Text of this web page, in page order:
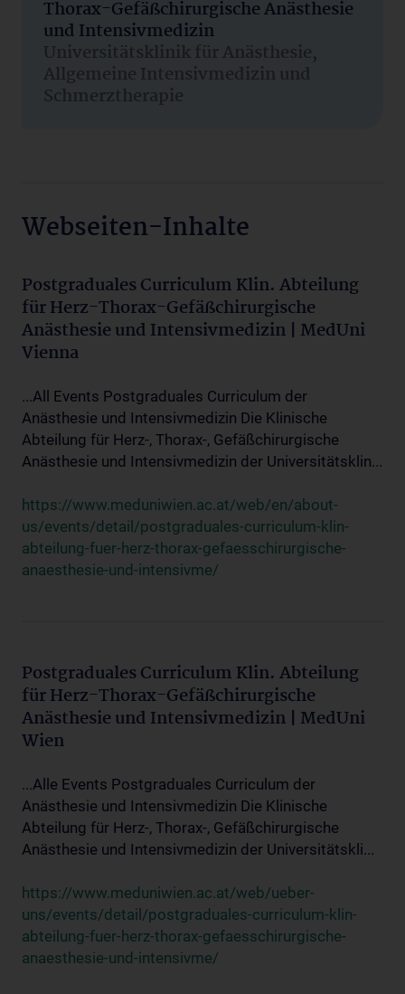
Thorax-Gefäßchirurgische Anästhesie
und Intensivmedizin
Universitätsklinik für Anästhesie,
Allgemeine Intensivmedizin und
Schmerztherapie
Webseiten-Inhalte
Postgraduales Curriculum Klin. Abteilung
für Herz-Thorax-Gefäßchirurgische
Anästhesie und Intensivmedizin | MedUni
Vienna
...All Events Postgraduales Curriculum der
Anästhesie und Intensivmedizin Die Klinische
Abteilung für Herz-, Thorax-, Gefäßchirurgische
Anästhesie und Intensivmedizin der Universitätsklin...
https://www.meduniwien.ac.at/web/en/about-
us/events/detail/postgraduales-curriculum-klin-
abteilung-fuer-herz-thorax-gefaesschirurgische-
anaesthesie-und-intensivme/
Postgraduales Curriculum Klin. Abteilung
für Herz-Thorax-Gefäßchirurgische
Anästhesie und Intensivmedizin | MedUni
Wien
...Alle Events Postgraduales Curriculum der
Anästhesie und Intensivmedizin Die Klinische
Abteilung für Herz-, Thorax-, Gefäßchirurgische
Anästhesie und Intensivmedizin der Universitätskli...
https://www.meduniwien.ac.at/web/ueber-
uns/events/detail/postgraduales-curriculum-klin-
abteilung-fuer-herz-thorax-gefaesschirurgische-
anaesthesie-und-intensivme/